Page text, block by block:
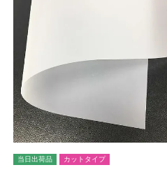
当日出荷品 カットタイプ